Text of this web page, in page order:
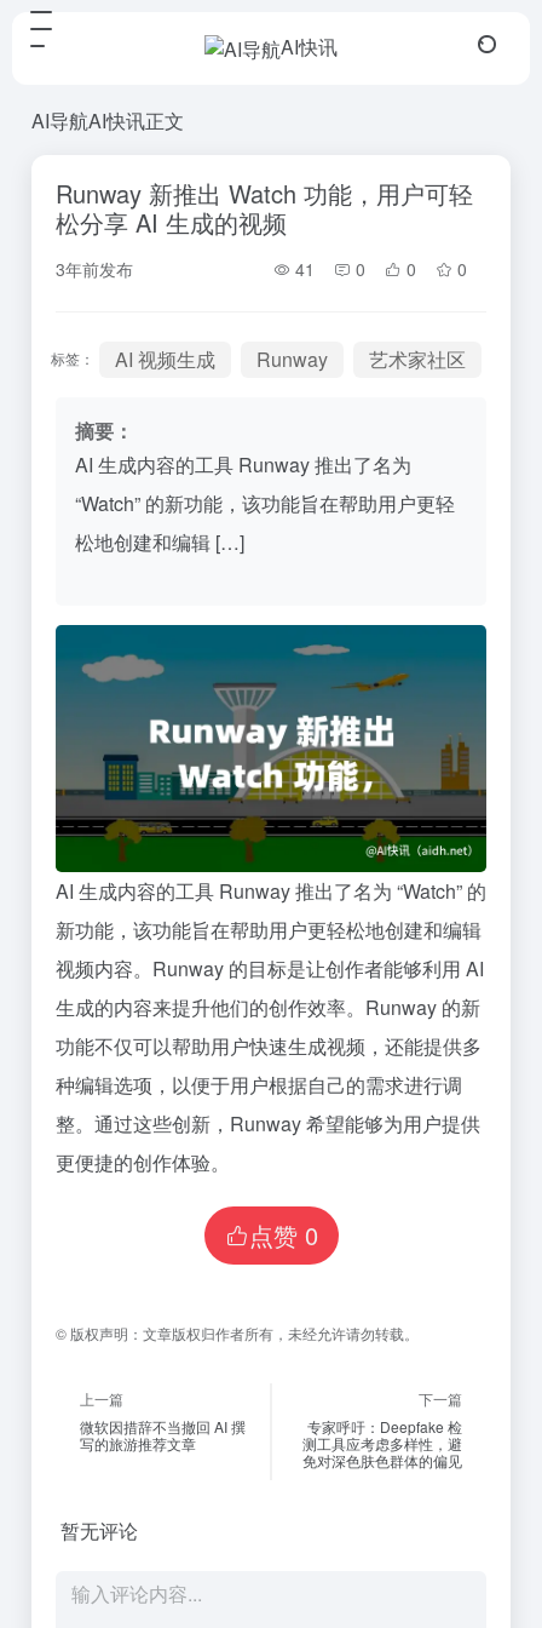
AI快讯
AI导航AI快讯正文
Runway 新推出 Watch 功能，用户可轻
松分享 AI 生成的视频
3年前发布 41 0 0 0
标签： AI 视频生成 Runway 艺术家社区
摘要：
AI 生成内容的工具 Runway 推出了名为
“Watch” 的新功能，该功能旨在帮助用户更轻
松地创建和编辑 […]
AI 生成内容的工具 Runway 推出了名为 “Watch” 的
新功能，该功能旨在帮助用户更轻松地创建和编辑
视频内容。Runway 的目标是让创作者能够利用 AI
生成的内容来提升他们的创作效率。Runway 的新
功能不仅可以帮助用户快速生成视频，还能提供多
种编辑选项，以便于用户根据自己的需求进行调
整。通过这些创新，Runway 希望能够为用户提供
更便捷的创作体验。
点赞 0
© 版权声明： 文章版权归作者所有，未经允许请勿转载。
上一篇
微软因措辞不当撤回 AI 撰
写的旅游推荐文章
下一篇
专家呼吁：Deepfake 检
测工具应考虑多样性，避
免对深色肤色群体的偏见
暂无评论